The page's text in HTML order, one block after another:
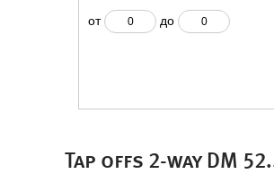
от до
Tap offs 2-way DM